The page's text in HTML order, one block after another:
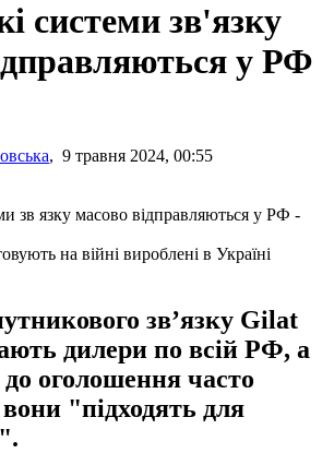
системи зв'язку
у РФ
, 9 травня 2024, 00:55
на війні вироблені в Україні
звʼязку Gilat
дилери по всій РФ, а
оголошення часто
"підходять для